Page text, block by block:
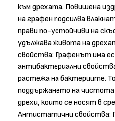
към дрехата. Повишена
на графен подсилва
прави по-устойчиви на
удължава живота на
свойства: Графенът има
антибактериални
растежа на бактериите.
поддържането на чистота
дрехи, които се носят в
Антистатични свойства: